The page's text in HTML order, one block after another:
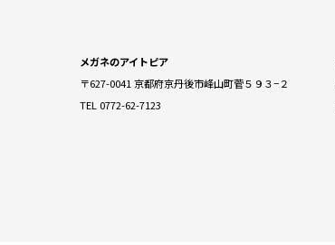
メガネのアイトピア
〒627-0041 京都府京丹後市峰山町菅５９３−２
TEL 0772-62-7123